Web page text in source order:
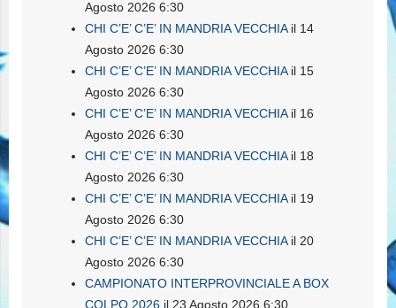
Agosto 2026 6:30
CHI C’E’ C’E’ IN MANDRIA VECCHIAil 14
Agosto 2026 6:30
CHI C’E’ C’E’ IN MANDRIA VECCHIAil 15
Agosto 2026 6:30
CHI C’E’ C’E’ IN MANDRIA VECCHIAil 16
Agosto 2026 6:30
CHI C’E’ C’E’ IN MANDRIA VECCHIAil 18
Agosto 2026 6:30
CHI C’E’ C’E’ IN MANDRIA VECCHIAil 19
Agosto 2026 6:30
CHI C’E’ C’E’ IN MANDRIA VECCHIAil 20
Agosto 2026 6:30
CAMPIONATO INTERPROVINCIALE A BOX
COLPO 2026 il 23 Agosto 2026 6:30